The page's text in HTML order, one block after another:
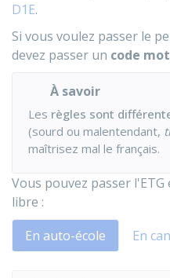
D1E.
Si vous voulez passer le
devez passer un code
À savoir
Les règles sont
(sourd ou malentendant,
maîtrisez mal le français.
Vous pouvez passer
libre :
En auto-école
En